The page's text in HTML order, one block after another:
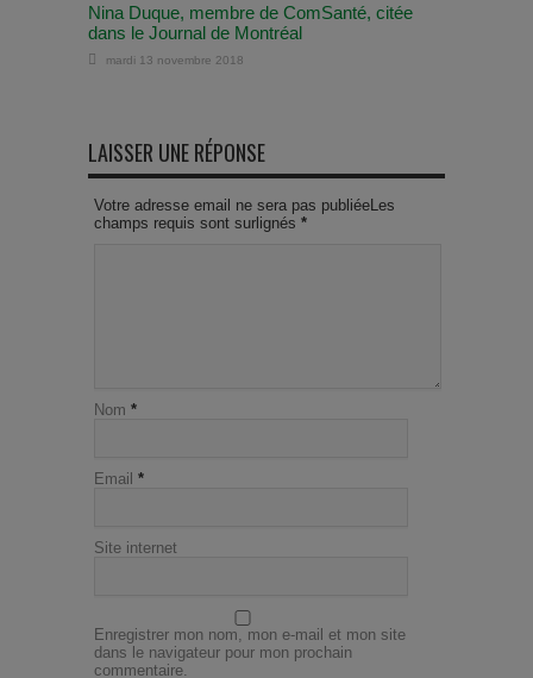
Nina Duque, membre de ComSanté, citée
dans le Journal de Montréal
mardi 13 novembre 2018
LAISSER UNE RÉPONSE
Votre adresse email ne sera pas publiéeLes
champs requis sont surlignés *
Nom *
Email *
Site internet
Enregistrer mon nom, mon e-mail et mon site
dans le navigateur pour mon prochain
commentaire.